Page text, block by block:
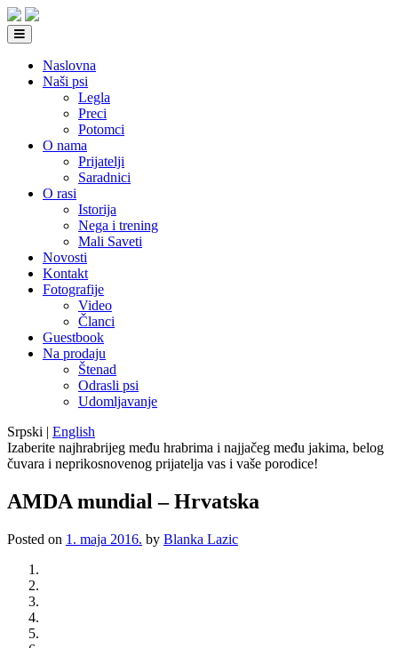
Naslovna
Naši psi
Legla
Preci
Potomci
O nama
Prijatelji
Saradnici
O rasi
Istorija
Nega i trening
Mali Saveti
Novosti
Kontakt
Fotografije
Video
Članci
Guestbook
Na prodaju
Štenad
Odrasli psi
Udomljavanje
Srpski | English
Izaberite najhrabrijeg među hrabrima i najjačeg među jakima, belog
čuvara i neprikosnovenog prijatelja vas i vaše porodice!
AMDA mundial – Hrvatska
Posted on 1. maja 2016. by Blanka Lazic